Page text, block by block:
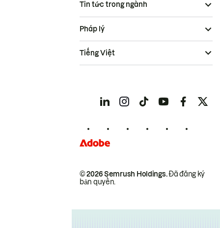
Tin tức trong ngành
© 2026 Semrush Holdings.Đã đăng ký
bản quyền.
Pháp lý
Tiếng Việt